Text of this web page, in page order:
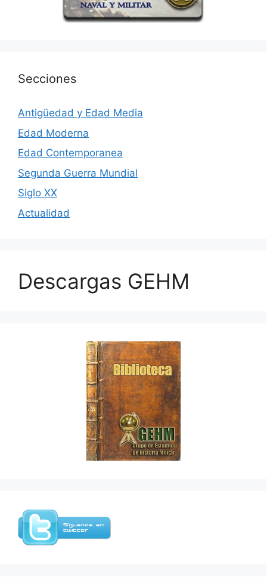
Secciones
Antigüedad y Edad Media
Edad Moderna
Edad Contemporanea
Segunda Guerra Mundial
Siglo XX
Actualidad
Descargas GEHM